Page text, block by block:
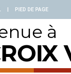
| PIED DE PAGE
à